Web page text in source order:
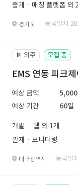
중개ㆍ매칭 플랫폼 외
경기도 · 등록일자
📔 외주 모집 중
EMS 연동 피크
예상 금액
예상 기간
60일
개발
웹 외 1개
관제ㆍ모니터링
대구광역시 · 등록일